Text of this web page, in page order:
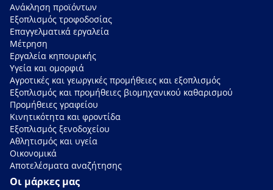
Ανάκληση προϊόντων
Εξοπλισμός τροφοδοσίας
Επαγγελματικά εργαλεία
Μέτρηση
Εργαλεία κηπουρικής
Υγεία και ομορφιά
Αγροτικές και γεωργικές προμήθειες και εξοπλισμός
Εξοπλισμός και προμήθειες βιομηχανικού καθαρισμού
Προμήθειες γραφείου
Κινητικότητα και φροντίδα
Εξοπλισμός ξενοδοχείου
Αθλητισμός και υγεία
Οικονομικά
Αποτελέσματα αναζήτησης
Οι μάρκες μας